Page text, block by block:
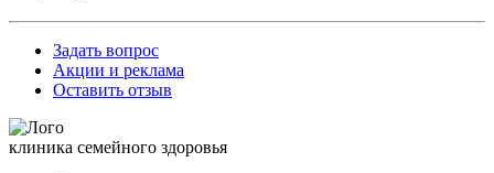
Задать вопрос
Акции и реклама
Оставить отзыв
клиника семейного здоровья